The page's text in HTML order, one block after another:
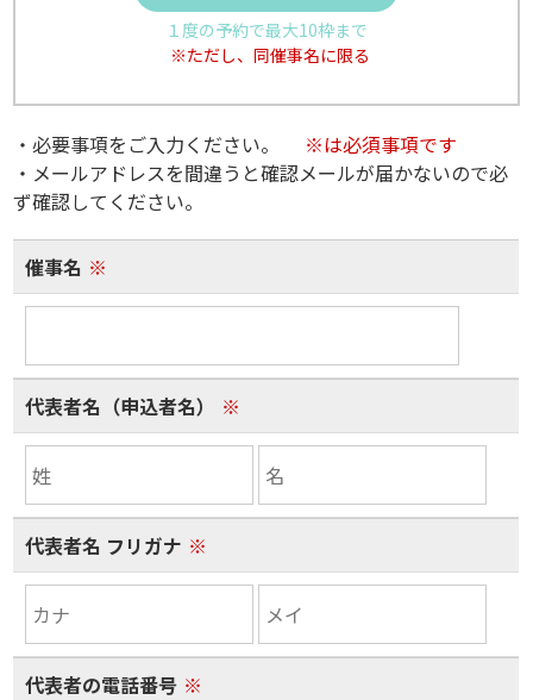
１度の予約で最大10枠まで
※ただし、同催事名に限る
・必要事項をご入力ください。
※は必須事項です
・メールアドレスを間違うと確認メールが届かないので必
ず確認してください。
催事名 ※
代表者名（申込者名） ※
代表者名 フリガナ ※
代表者の電話番号 ※